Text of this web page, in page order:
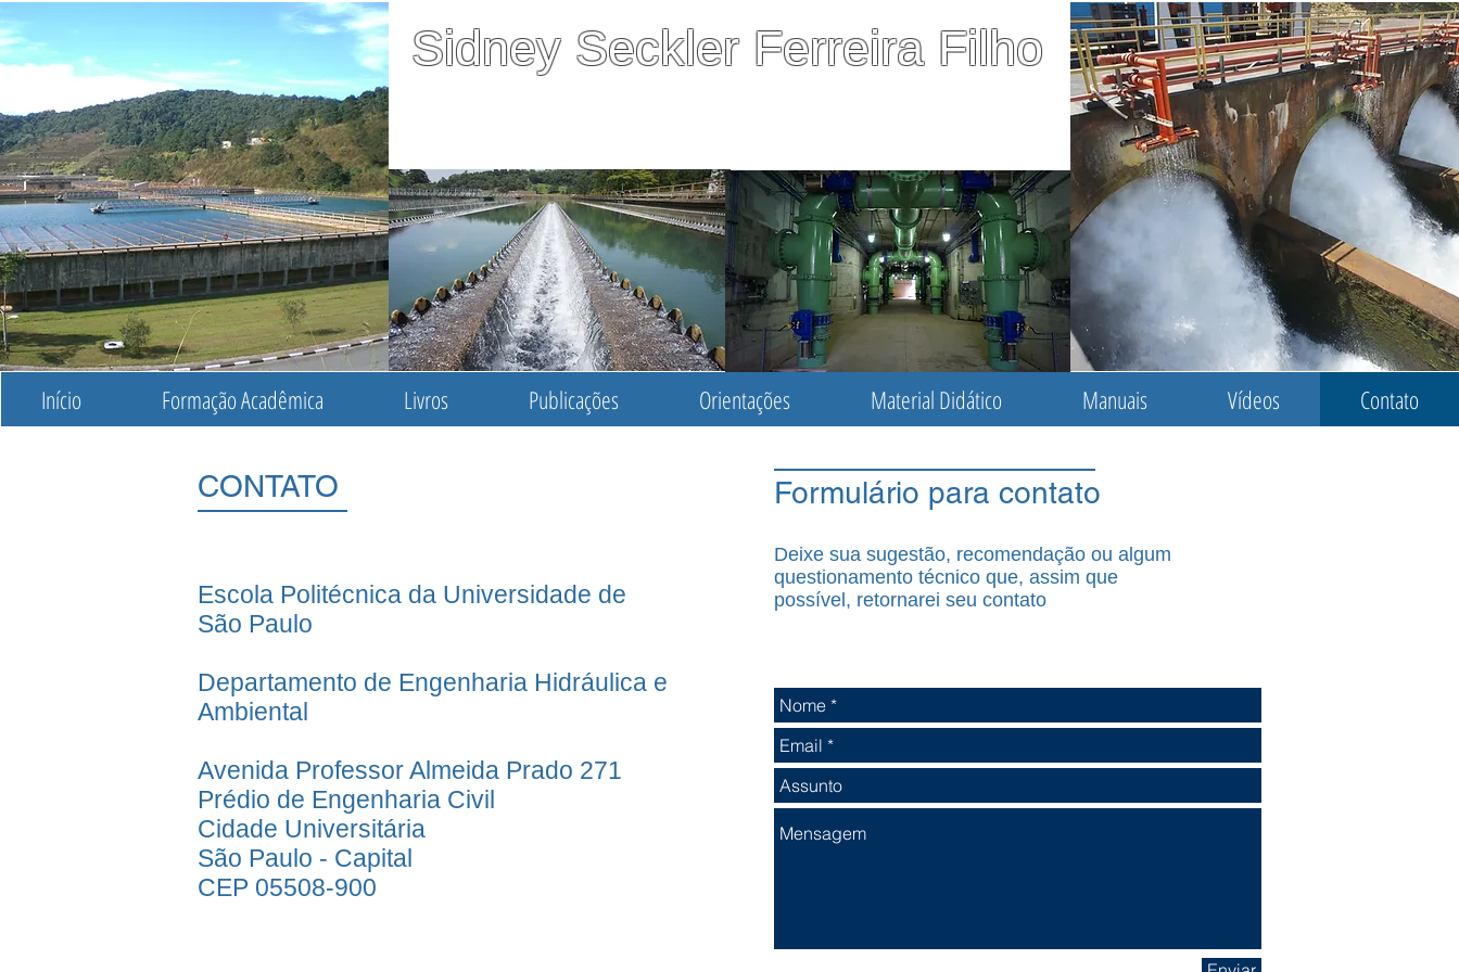
Sidney Seckler Ferreira Filho
Início Formação Acadêmica Livros Publicações Orientações Material Didático Manuais Vídeos Contato
CONTATO
Escola Politécnica da Universidade de
São Paulo
Departamento de Engenharia Hidráulica e
Ambiental
Avenida Professor Almeida Prado 271
Prédio de Engenharia Civil
Cidade Universitária
São Paulo - Capital
CEP 05508-900
Formulário para contato
Deixe sua sugestão, recomendação ou algum
questionamento técnico que, assim que
possível, retornarei seu contato